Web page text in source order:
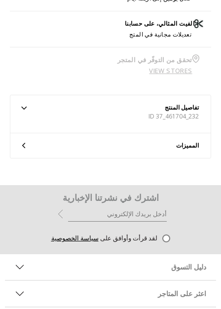
الفيت المثالي، على حسابنا
تعديلات مجانية في المتج
تحقق من التوفّر في المتجر
VIEW STORES
تفاصيل المنتج
ID 37_461704_232
المميزات
اشترك في نشرتنا الإخبارية
لقد قرأت وأوافق على سياسة الخصوصية
دليل التسوق
اعثر على المتاجر